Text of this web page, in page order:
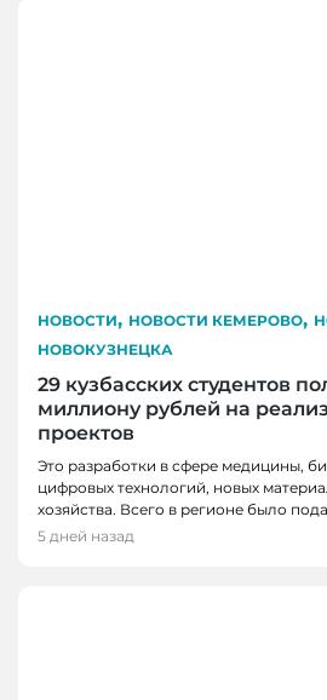
НОВОСТИ, НОВОСТИ КЕМЕРОВО,
НОВОКУЗНЕЦКА
29 кузбасских студентов
миллиону рублей на
проектов
Это разработки в сфере медицины,
цифровых технологий, новых
хозяйства. Всего в регионе было
5 дней назад